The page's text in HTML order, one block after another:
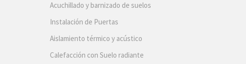
Acuchillado y barnizado de suelos
Instalación de Puertas
Aislamiento térmico y acústico
Calefacción con Suelo radiante